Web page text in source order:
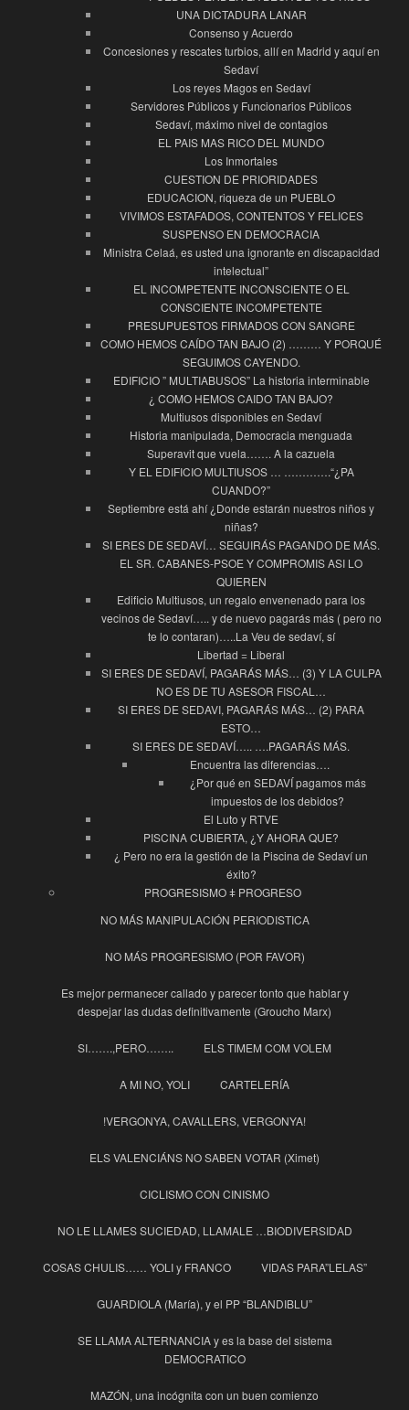
UNA DICTADURA LANAR
Consenso y Acuerdo
Concesiones y rescates turbios, allí en Madrid y aquí en
Sedaví
Los reyes Magos en Sedaví
Servidores Públicos y Funcionarios Públicos
Sedaví, máximo nivel de contagios
EL PAIS MAS RICO DEL MUNDO
Los Inmortales
CUESTION DE PRIORIDADES
EDUCACION, riqueza de un PUEBLO
VIVIMOS ESTAFADOS, CONTENTOS Y FELICES
SUSPENSO EN DEMOCRACIA
Ministra Celaá, es usted una ignorante en discapacidad
intelectual”
EL INCOMPETENTE INCONSCIENTE O EL
CONSCIENTE INCOMPETENTE
PRESUPUESTOS FIRMADOS CON SANGRE
COMO HEMOS CAÍDO TAN BAJO (2) ……… Y PORQUÉ
SEGUIMOS CAYENDO.
EDIFICIO ” MULTIABUSOS” La historia interminable
¿ COMO HEMOS CAIDO TAN BAJO?
Multiusos disponibles en Sedaví
Historia manipulada, Democracia menguada
Superavit que vuela……. A la cazuela
Y EL EDIFICIO MULTIUSOS … ………….“¿PA
CUANDO?”
Septiembre está ahí ¿Donde estarán nuestros niños y
niñas?
SI ERES DE SEDAVÍ… SEGUIRÁS PAGANDO DE MÁS.
EL SR. CABANES-PSOE Y COMPROMIS ASI LO
QUIEREN
Edificio Multiusos, un regalo envenenado para los
vecinos de Sedaví….. y de nuevo pagarás más ( pero no
te lo contaran)…..La Veu de sedaví, sí
Libertad = Liberal
SI ERES DE SEDAVÍ, PAGARÁS MÁS… (3) Y LA CULPA
NO ES DE TU ASESOR FISCAL…
SI ERES DE SEDAVI, PAGARÁS MÁS… (2) PARA
ESTO…
SI ERES DE SEDAVÍ….. ….PAGARÁS MÁS.
Encuentra las diferencias….
¿Por qué en SEDAVÍ pagamos más
impuestos de los debidos?
El Luto y RTVE
PISCINA CUBIERTA, ¿Y AHORA QUE?
¿ Pero no era la gestión de la Piscina de Sedaví un
éxito?
PROGRESISMO ǂ PROGRESO
NO MÁS MANIPULACIÓN PERIODISTICA
NO MÁS PROGRESISMO (POR FAVOR)
Es mejor permanecer callado y parecer tonto que hablar y
despejar las dudas definitivamente (Groucho Marx)
SI…….,PERO…….. ELS TIMEM COM VOLEM
A MI NO, YOLI CARTELERÍA
!VERGONYA, CAVALLERS, VERGONYA!
ELS VALENCIÁNS NO SABEN VOTAR (Ximet)
CICLISMO CON CINISMO
NO LE LLAMES SUCIEDAD, LLAMALE …BIODIVERSIDAD
COSAS CHULIS…… YOLI y FRANCO VIDAS PARA”LELAS”
GUARDIOLA (María), y el PP “BLANDIBLU”
SE LLAMA ALTERNANCIA y es la base del sistema
DEMOCRATICO
MAZÓN, una incógnita con un buen comienzo